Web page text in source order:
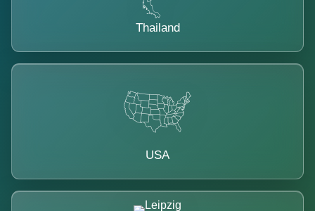
Thailand
USA